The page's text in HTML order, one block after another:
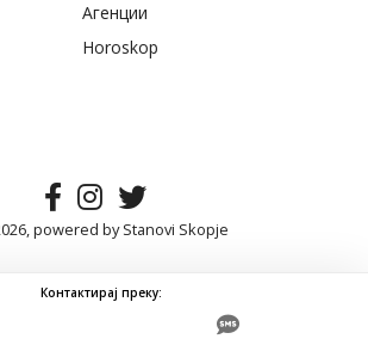
Контактирај преку:
Агенции
Horoskop
powered byStanovi Skopje